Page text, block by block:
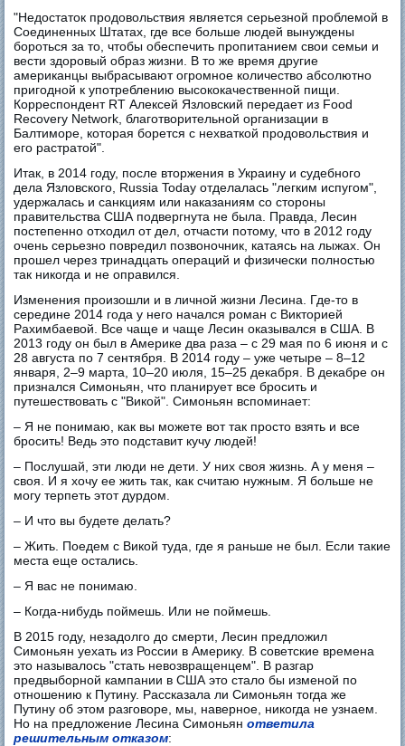
"Недостаток продовольствия является серьезной проблемой в
Соединенных Штатах, где все больше людей вынуждены
бороться за то, чтобы обеспечить пропитанием свои семьи и
вести здоровый образ жизни. В то же время другие
американцы выбрасывают огромное количество абсолютно
пригодной к употреблению высококачественной пищи.
Корреспондент RT Алексей Язловский передает из Food
Recovery Network, благотворительной организации в
Балтиморе, которая борется с нехваткой продовольствия и
его растратой".
Итак, в 2014 году, после вторжения в Украину и судебного
дела Язловского, Russia Today отделалась "легким испугом",
удержалась и санкциям или наказаниям со стороны
правительства США подвергнута не была. Правда, Лесин
постепенно отходил от дел, отчасти потому, что в 2012 году
очень серьезно повредил позвоночник, катаясь на лыжах. Он
прошел через тринадцать операций и физически полностью
так никогда и не оправился.
Изменения произошли и в личной жизни Лесина. Где-то в
середине 2014 года у него начался роман с Викторией
Рахимбаевой. Все чаще и чаще Лесин оказывался в США. В
2013 году он был в Америке два раза – с 29 мая по 6 июня и с
28 августа по 7 сентября. В 2014 году – уже четыре – 8–12
января, 2–9 марта, 10–20 июля, 15–25 декабря. В декабре он
признался Симоньян, что планирует все бросить и
путешествовать с "Викой". Симоньян вспоминает:
– Я не понимаю, как вы можете вот так просто взять и все
бросить! Ведь это подставит кучу людей!
– Послушай, эти люди не дети. У них своя жизнь. А у меня –
своя. И я хочу ее жить так, как считаю нужным. Я больше не
могу терпеть этот дурдом.
– И что вы будете делать?
– Жить. Поедем с Викой туда, где я раньше не был. Если такие
места еще остались.
– Я вас не понимаю.
– Когда-нибудь поймешь. Или не поймешь.
В 2015 году, незадолго до смерти, Лесин предложил
Симоньян уехать из России в Америку. В советские времена
это называлось "стать невозвращенцем". В разгар
предвыборной кампании в США это стало бы изменой по
отношению к Путину. Рассказала ли Симоньян тогда же
Путину об этом разговоре, мы, наверное, никогда не узнаем.
Но на предложение Лесина Симоньянответила
решительным отказом: